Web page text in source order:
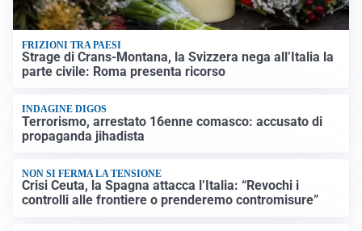
FRIZIONI TRA PAESI
Strage di Crans-Montana, la Svizzera nega all’Italia la
parte civile: Roma presenta ricorso
INDAGINE DIGOS
Terrorismo, arrestato 16enne comasco: accusato di
propaganda jihadista
NON SI FERMA LA TENSIONE
Crisi Ceuta, la Spagna attacca l’Italia: “Revochi i
controlli alle frontiere o prenderemo contromisure”